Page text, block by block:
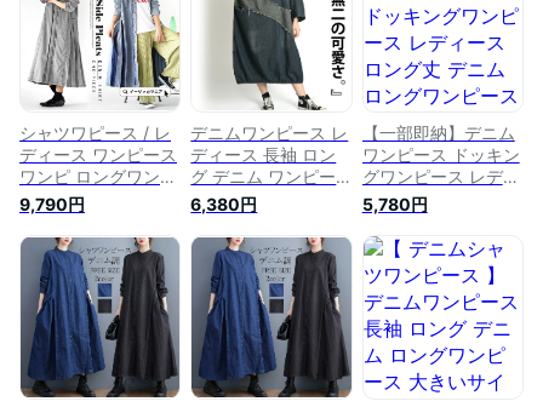
シャツワピース / レ
ディース ワンピース
ワンピ ロングワンピ
ース ロングワンピ
ロング デニムワンピ
ース デニム 長袖 長
そで 綿100％ コット
ン 大きいサイズ ゆ
ったり 冬 ◆サイド
プリーツ デニムシャ
ツワンピース
9,790円
デニムワンピース レ
ディース 長袖 ロン
グ デニム ワンピー
ス ゆったり 大きい
サイズ ロングワンピ
ース マキシワンピー
ス デニムワンピ ジ
ーンズワンピース ア
ジアン エスニック
ファッション オーバ
ーサイズ ウォッシュ
加工 マタニティ 春
秋 冬
6,380円
【一部即納】デニム
ワンピース ドッキン
グワンピース レディ
ース ロング丈 デニ
ム ロングワンピース
大きいサイズ ワンピ
ース ロングデニムワ
ンピース 異素材ドッ
キングワンピース
5,780円